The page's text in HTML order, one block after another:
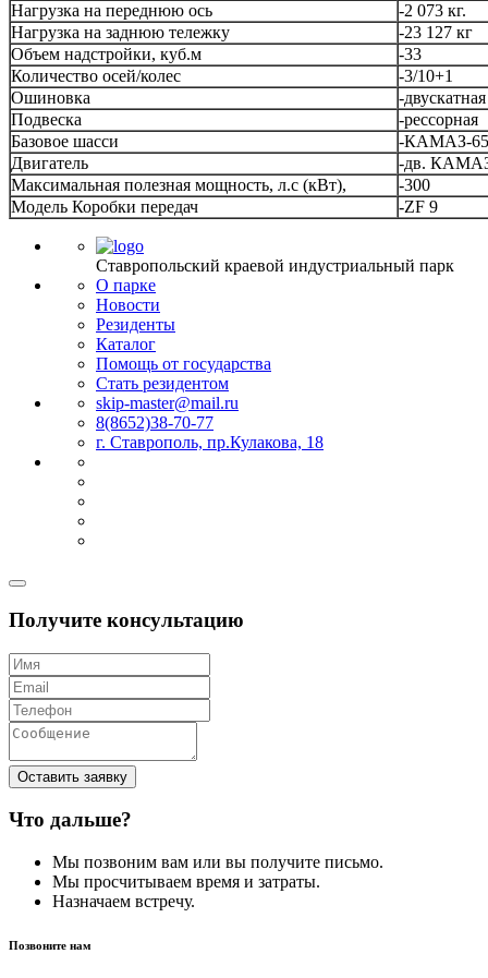
Нагрузка на переднюю ось
-2 073 кг.
Нагрузка на заднюю тележку
-23 127 кг
Объем надстройки, куб.м
-33
Количество осей/колес
-3/10+1
Ошиновка
-двускатная
Подвеска
-рессорная
Базовое шасси
-КАМАЗ-
Двигатель
-дв. КАМАЗ
Максимальная полезная мощность, л.с (кВт),
-300
Модель Коробки передач
-ZF 9
Ставропольский краевой индустриальный парк
О парке
Новости
Резиденты
Каталог
Помощь от государства
Стать резидентом
skip-master@mail.ru
8(8652)38-70-77
г. Ставрополь, пр.Кулакова, 18
Получите консультацию
Оставить заявку
Что дальше?
Мы позвоним вам или вы получите письмо.
Мы просчитываем время и затраты.
Назначаем встречу.
Позвоните нам